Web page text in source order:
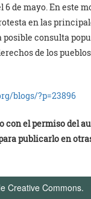
de mayo. En este
en las
consulta
de los
blogs/?p=23896
con el permiso del
publicarlo en
Creative Commons.